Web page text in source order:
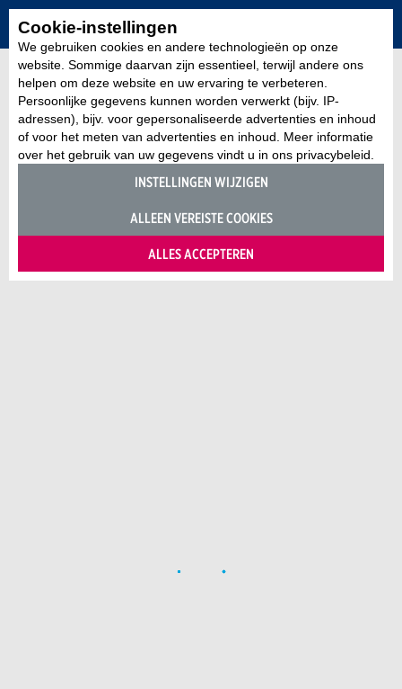
Cookie-instellingen
We gebruiken cookies en andere technologieën op onze
website. Sommige daarvan zijn essentieel, terwijl andere ons
helpen om deze website en uw ervaring te verbeteren.
Persoonlijke gegevens kunnen worden verwerkt (bijv. IP-
adressen), bijv. voor gepersonaliseerde advertenties en inhoud
of voor het meten van advertenties en inhoud. Meer informatie
over het gebruik van uw gegevens vindt u in ons privacybeleid.
INSTELLINGEN WIJZIGEN
ALLEEN VEREISTE COOKIES
ALLES ACCEPTEREN